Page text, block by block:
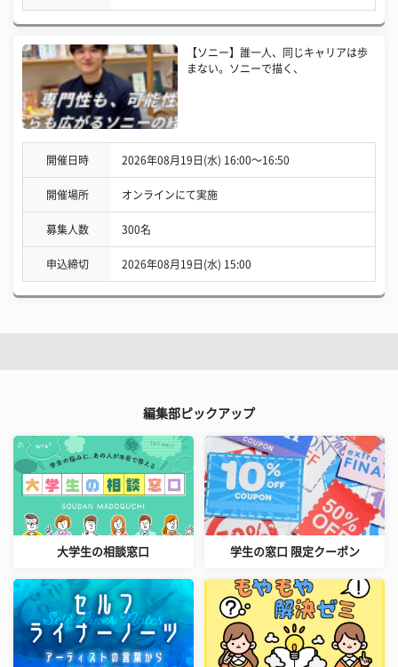
【ソニー】誰一人、同じキャリアは歩
まない。ソニーで描く、
開催日時 2026年08月19日(水) 16:00〜16:50
開催場所 オンラインにて実施
募集人数 300名
申込締切 2026年08月19日(水) 15:00
編集部ピックアップ
大学生の相談窓口 学生の窓口 限定クーポン